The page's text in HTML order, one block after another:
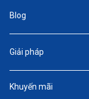
Blog
Giải pháp
Khuyến mãi